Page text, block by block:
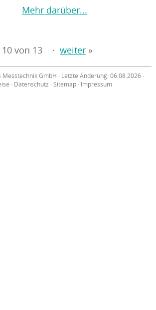
Mehr darüber...
10 von 13 · weiter»
GmbH · Letzte Änderung: 06.08.2026 ·
· Datenschutz · Sitemap· Impressum